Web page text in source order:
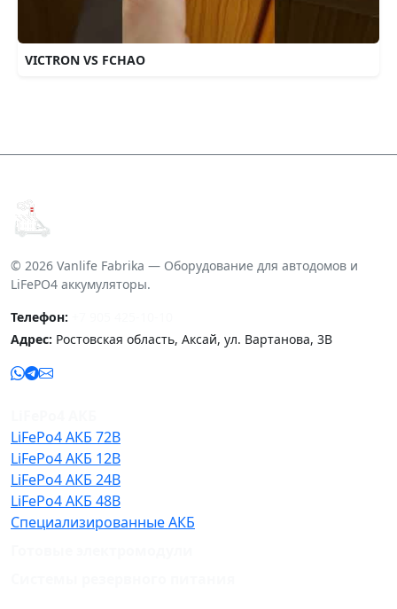
VICTRON VS FCHAO
© 2026 Vanlife Fabrika — Оборудование для автодомов и
LiFePO4 аккумуляторы.
Телефон:
Адрес: Ростовская область, Аксай, ул. Вартанова, 3В
LiFePo4 АКБ 72В
LiFePo4 АКБ 12В
LiFePo4 АКБ 24В
LiFePo4 АКБ 48В
Специализированные АКБ